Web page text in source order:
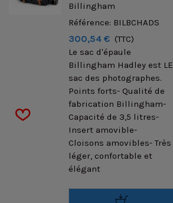
Billingham
Référence: BILBCHADS
300,54 € (TTC)
Le sac d'épaule
Billingham Hadley est LE
sac des photographes.
Points forts- Qualité de
fabrication Billingham-
Capacité de 3,5 litres-
Insert amovible-
Cloisons amovibles- Très
léger, confortable et
élégant